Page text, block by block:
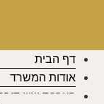
דף הבית
אודות המשרד
הערכת שווי דירה